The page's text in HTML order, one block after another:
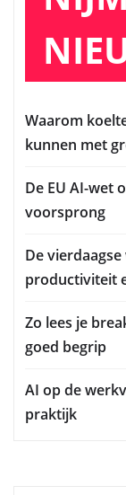
Waarom
kunnen met
De EU AI-wet
voorsprong
De
productiviteit
Zo lees je
goed begrip
AI op de
praktijk